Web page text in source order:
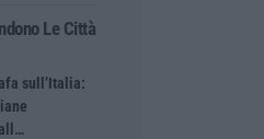
Le Città
sull’Italia: